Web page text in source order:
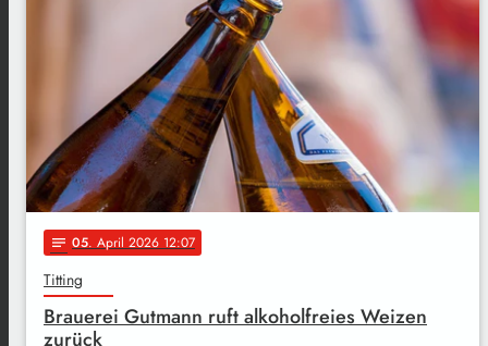
notes 05. April 2026 12:07
Titting
Brauerei Gutmann ruft alkoholfreies Weizen
zurück